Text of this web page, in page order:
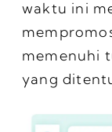
waktu ini
memenuhi
yang